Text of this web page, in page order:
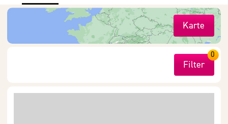
Karte
Filter
0